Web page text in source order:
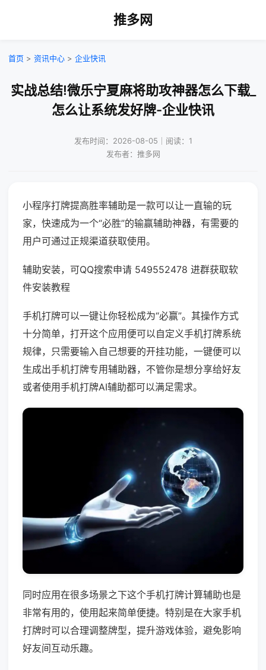
推多网
首页 > 资讯中心 > 企业快讯
实战总结!微乐宁夏麻将助攻神器怎么下载_
怎么让系统发好牌-企业快讯
发布时间：2026-08-05｜阅读：1
发布者：推多网
小程序打牌提高胜率辅助是一款可以让一直输的玩
家，快速成为一个“必胜”的输赢辅助神器，有需要的
用户可通过正规渠道获取使用。
辅助安装，可QQ搜索申请 549552478 进群获取软
件安装教程
手机打牌可以一键让你轻松成为“必赢”。其操作方式
十分简单，打开这个应用便可以自定义手机打牌系统
规律，只需要输入自己想要的开挂功能，一键便可以
生成出手机打牌专用辅助器，不管你是想分享给好友
或者使用手机打牌AI辅助都可以满足需求。
同时应用在很多场景之下这个手机打牌计算辅助也是
非常有用的，使用起来简单便捷。特别是在大家手机
打牌时可以合理调整牌型，提升游戏体验，避免影响
好友间互动乐趣。